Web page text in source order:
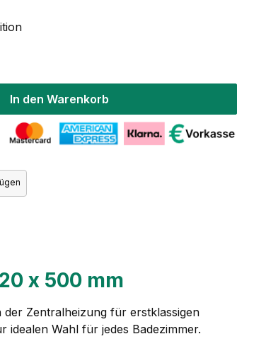
In den Warenkorb
x 500 mm
Zentralheizung für erstklassigen
Wahl für jedes Badezimmer.